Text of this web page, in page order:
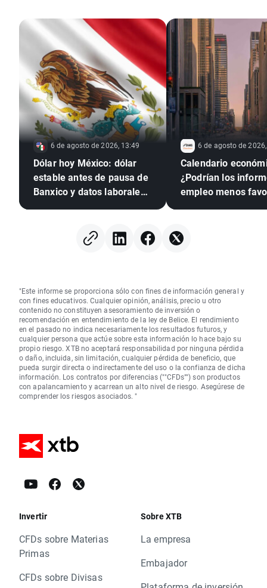
6 de agosto de 2026, 13:49
Dólar hoy México: dólar
estable antes de pausa de
Banxico y datos laborales
6 de agosto de
Calendario
¿Podrían los
empleo menos
tipos?
"Este informe se proporciona sólo con fines de información general y
con fines educativos. Cualquier opinión, análisis, precio u otro
contenido no constituyen asesoramiento de inversión o
recomendación en entendimiento de la ley de Belice. El rendimiento
en el pasado no indica necesariamente los resultados futuros, y
cualquier persona que actúe sobre esta información lo hace bajo su
propio riesgo. XTB no aceptará responsabilidad por ninguna pérdida
o daño, incluida, sin limitación, cualquier pérdida de beneficio, que
pueda surgir directa o indirectamente del uso o la confianza de dicha
información. Los contratos por diferencias (""CFDs"") son productos
con apalancamiento y acarrean un alto nivel de riesgo. Asegúrese de
comprender los riesgos asociados. "
Invertir
CFDs sobre Materias
Primas
CFDs sobre Divisas
Sobre XTB
La empresa
Embajador